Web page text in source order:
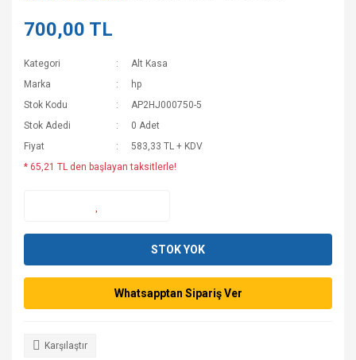
700,00 TL
Kategori
Alt Kasa
Marka
hp
Stok Kodu
AP2HJ000750-5
Stok Adedi
0 Adet
Fiyat
583,33 TL + KDV
* 65,21 TL den başlayan taksitlerle!
STOK YOK
Whatsapptan Sipariş Ver
Karşılaştır